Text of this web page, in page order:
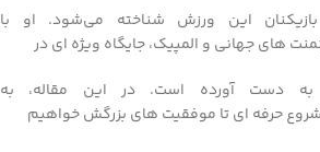
این ورزش شناخته می‌شود. او با
های جهانی و المپیک، جایگاه ویژه‌ ای در
دست آورده است. در این مقاله، به
شروع حرفه‌ ای تا موفقیت‌ های بزرگش خواهیم